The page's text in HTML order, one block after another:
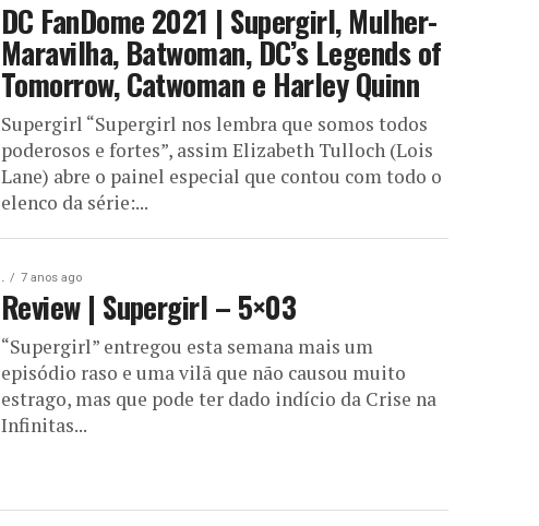
DC FanDome 2021 | Supergirl, Mulher-
Maravilha, Batwoman, DC’s Legends of
Tomorrow, Catwoman e Harley Quinn
Supergirl “Supergirl nos lembra que somos todos
poderosos e fortes”, assim Elizabeth Tulloch (Lois
Lane) abre o painel especial que contou com todo o
elenco da série:...
. 7 anos ago
Review | Supergirl – 5×03
“Supergirl” entregou esta semana mais um
episódio raso e uma vilã que não causou muito
estrago, mas que pode ter dado indício da Crise na
Infinitas...